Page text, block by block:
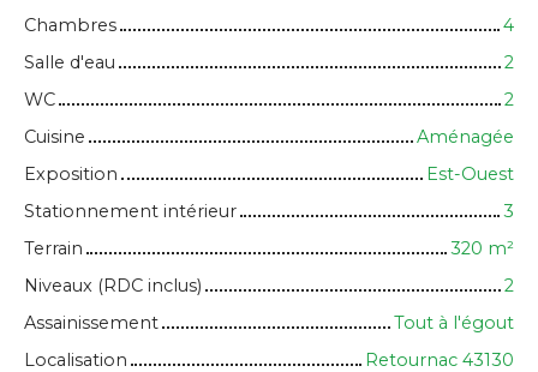
Chambres
4
Salle d'eau
2
WC
2
Cuisine
Aménagée
Exposition
Est-Ouest
Stationnement intérieur
3
Terrain
320 m²
Niveaux (RDC inclus)
2
Assainissement
Tout à l'égout
Localisation
Retournac 43130